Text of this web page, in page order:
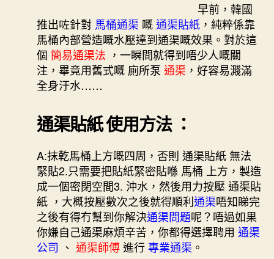
早前，韓國
推出咗針對 馬桶通渠 嘅通渠貼紙 ，純粹係靠
馬桶內部營造嘅水壓達到通渠嘅效果。對於這
個 簡易通渠法 ，一瞬間就得到唔少人嘅關
注，畢竟用舊式嘅 廁所泵 通渠 ，好容易濺滿
全身汙水……
通渠貼紙 使用方法 ：
A:抹乾馬桶上方嘅四周，否則 通渠貼紙 無法
緊貼2.只需要把貼紙緊密貼喺 馬桶 上方，製造
成一個密閉空間3. 沖水，然後用力按壓 通渠貼
紙 ，大概按壓數次之後就得順利通渠唔知睇完
之後有得冇幫到你解決通渠問題呢？唔過如果
你嫌自己通渠麻煩辛苦，你都得選擇聘用 通渠
公司 、 通渠師傅進行專業通渠 。